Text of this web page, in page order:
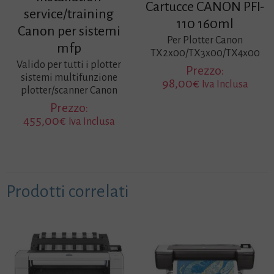
service/training
Canon per sistemi
mfp
Valido per tutti i plotter
sistemi multifunzione
plotter/scanner Canon
Prezzo:
455,00€ Iva Inclusa
Cartucce CANON PFI-
110 160ml
Per Plotter Canon
TX2x00/TX3x00/TX4x00
Prezzo:
98,00€ Iva Inclusa
Prodotti correlati